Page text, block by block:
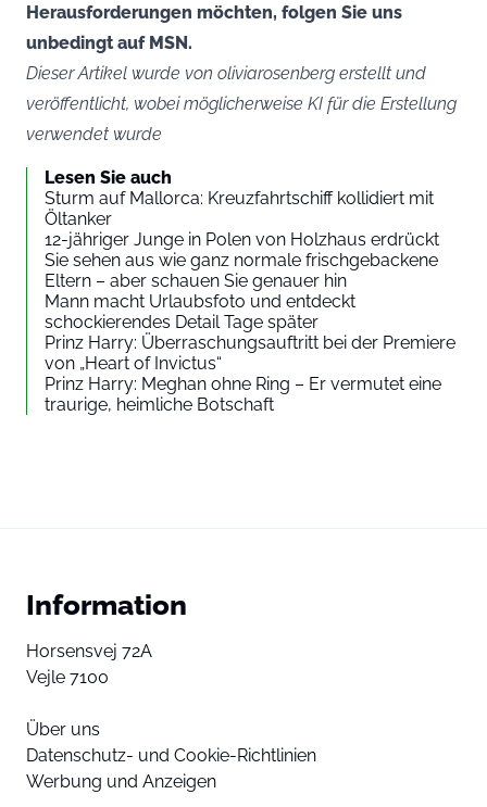
Herausforderungen möchten, folgen Sie uns
unbedingt auf MSN.
Dieser Artikel wurde von oliviarosenberg erstellt und
veröffentlicht, wobei möglicherweise KI für die Erstellung
verwendet wurde
Lesen Sie auch
Sturm auf Mallorca: Kreuzfahrtschiff kollidiert mit
Öltanker
12-jähriger Junge in Polen von Holzhaus erdrückt
Sie sehen aus wie ganz normale frischgebackene
Eltern – aber schauen Sie genauer hin
Mann macht Urlaubsfoto und entdeckt
schockierendes Detail Tage später
Prinz Harry: Überraschungsauftritt bei der Premiere
von „Heart of Invictus“
Prinz Harry: Meghan ohne Ring – Er vermutet eine
traurige, heimliche Botschaft
Information
Horsensvej 72A
Vejle 7100
Über uns
Datenschutz- und Cookie-Richtlinien
Werbung und Anzeigen